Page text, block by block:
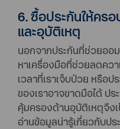
6. ซื้อประกันให้คร
และอุบัติเหตุ
นอกจากประกันที่ช่วยออม
หาเครื่องมือที่ช่วยลดคว
เวลาที่เราเจ็บป่วย หรือ
ของเราอาจขาดมือได้ ป
คุ้มครองด้านอุบัติเหตุจึง
อ่านข้อมูลน่ารู้เกี่ยวกับปร